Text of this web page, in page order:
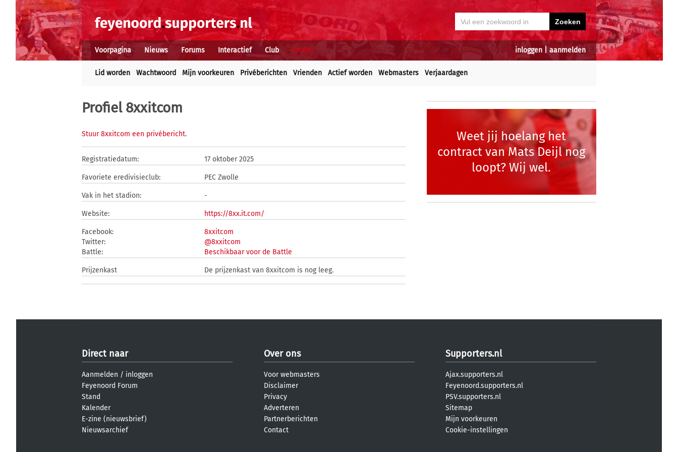
inloggen aanmelden
Voorpagina Nieuws Forums Interactief Club Profiel
Lid worden Wachtwoord Mijn voorkeuren Privéberichten Vrienden Actief worden Webmasters Verjaardagen
Profiel 8xxitcom
Stuur 8xxitcom een privébericht.
Registratiedatum: 17 oktober 2025
Favoriete eredivisieclub: PEC Zwolle
Vak in het stadion: -
Website: https://8xx.it.com/
Facebook:
8xxitcom
Twitter:
@8xxitcom
Battle:
Beschikbaar voor de Battle
Prijzenkast De prijzenkast van 8xxitcom is nog leeg.
Weet jij hoelang het
contract van Mats Deijl nog
loopt? Wij wel.
Direct naar
Aanmelden / inloggen
Feyenoord Forum
Stand
Kalender
E-zine (nieuwsbrief)
Nieuwsarchief
Over ons
Voor webmasters
Disclaimer
Privacy
Adverteren
Partnerberichten
Contact
Supporters.nl
Ajax.supporters.nl
Feyenoord.supporters.nl
PSV.supporters.nl
Sitemap
Mijn voorkeuren
Cookie-instellingen